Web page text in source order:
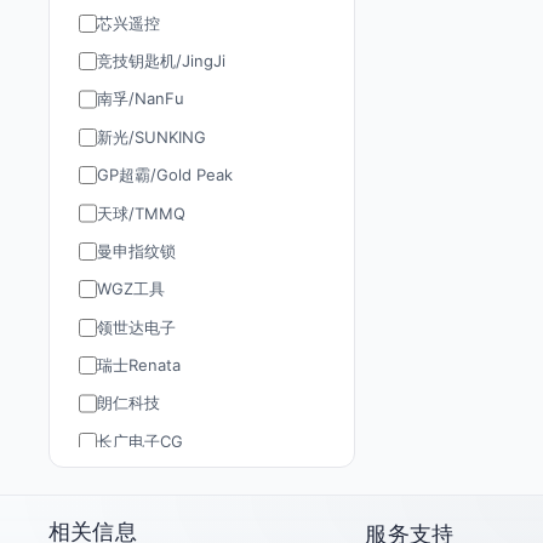
芯兴遥控
竞技钥匙机/JingJi
南孚/NanFu
新光/SUNKING
GP超霸/Gold Peak
天球/TMMQ
曼申指纹锁
WGZ工具
领世达电子
瑞士Renata
朗仁科技
长广电子CG
TY90/孚远通用
相关信息 服务支持